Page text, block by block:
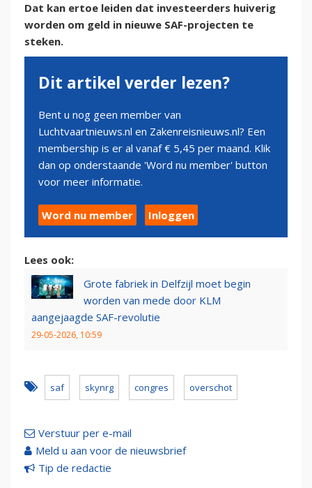
Dat kan ertoe leiden dat investeerders huiverig
worden om geld in nieuwe SAF-projecten te
steken.
Dit artikel verder lezen?
Bent u nog geen member van
Luchtvaartnieuws.nl en Zakenreisnieuws.nl? Een
membership is er al vanaf € 5,45 per maand. Klik
dan op onderstaande 'Word nu member' button
voor meer informatie.
Word nu member Inloggen
Lees ook:
Grote fabriek in Delfzijl moet begin
worden van mede door KLM
aangejaagde SAF-revolutie
29-05-2026, 10:59
saf skynrg congres overschot
Verstuur per e-mail
Meld u aan voor de nieuwsbrief
Tip de redactie